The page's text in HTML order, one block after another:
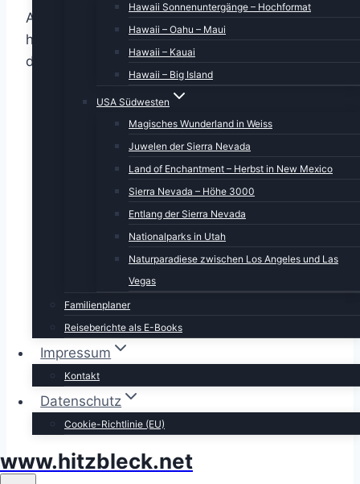
Hawaii Sonnenuntergänge – Hochformat
Hawaii – Oahu – Maui
Hawaii – Kauai
Hawaii – Big Island
USA Südwesten
Magisches Wunderland in Weiss
Juwelen der Sierra Nevada
Land of Enchantment – Herbst in New Mexico
Sierra Nevada – Höhe 3000
Entlang der Sierra Nevada
Nationalparks in Utah
Naturparadiese zwischen Los Angeles und Las
Vegas
Familienplaner
Reiseberichte als E-Books
Impressum
Kontakt
Datenschutz
Cookie-Richtlinie (EU)
www.hitzbleck.net
Auf der anderen Seite ragten turm (oder
haus-?)hoch die riesigen Containerschiffe aus
dem Wasser.